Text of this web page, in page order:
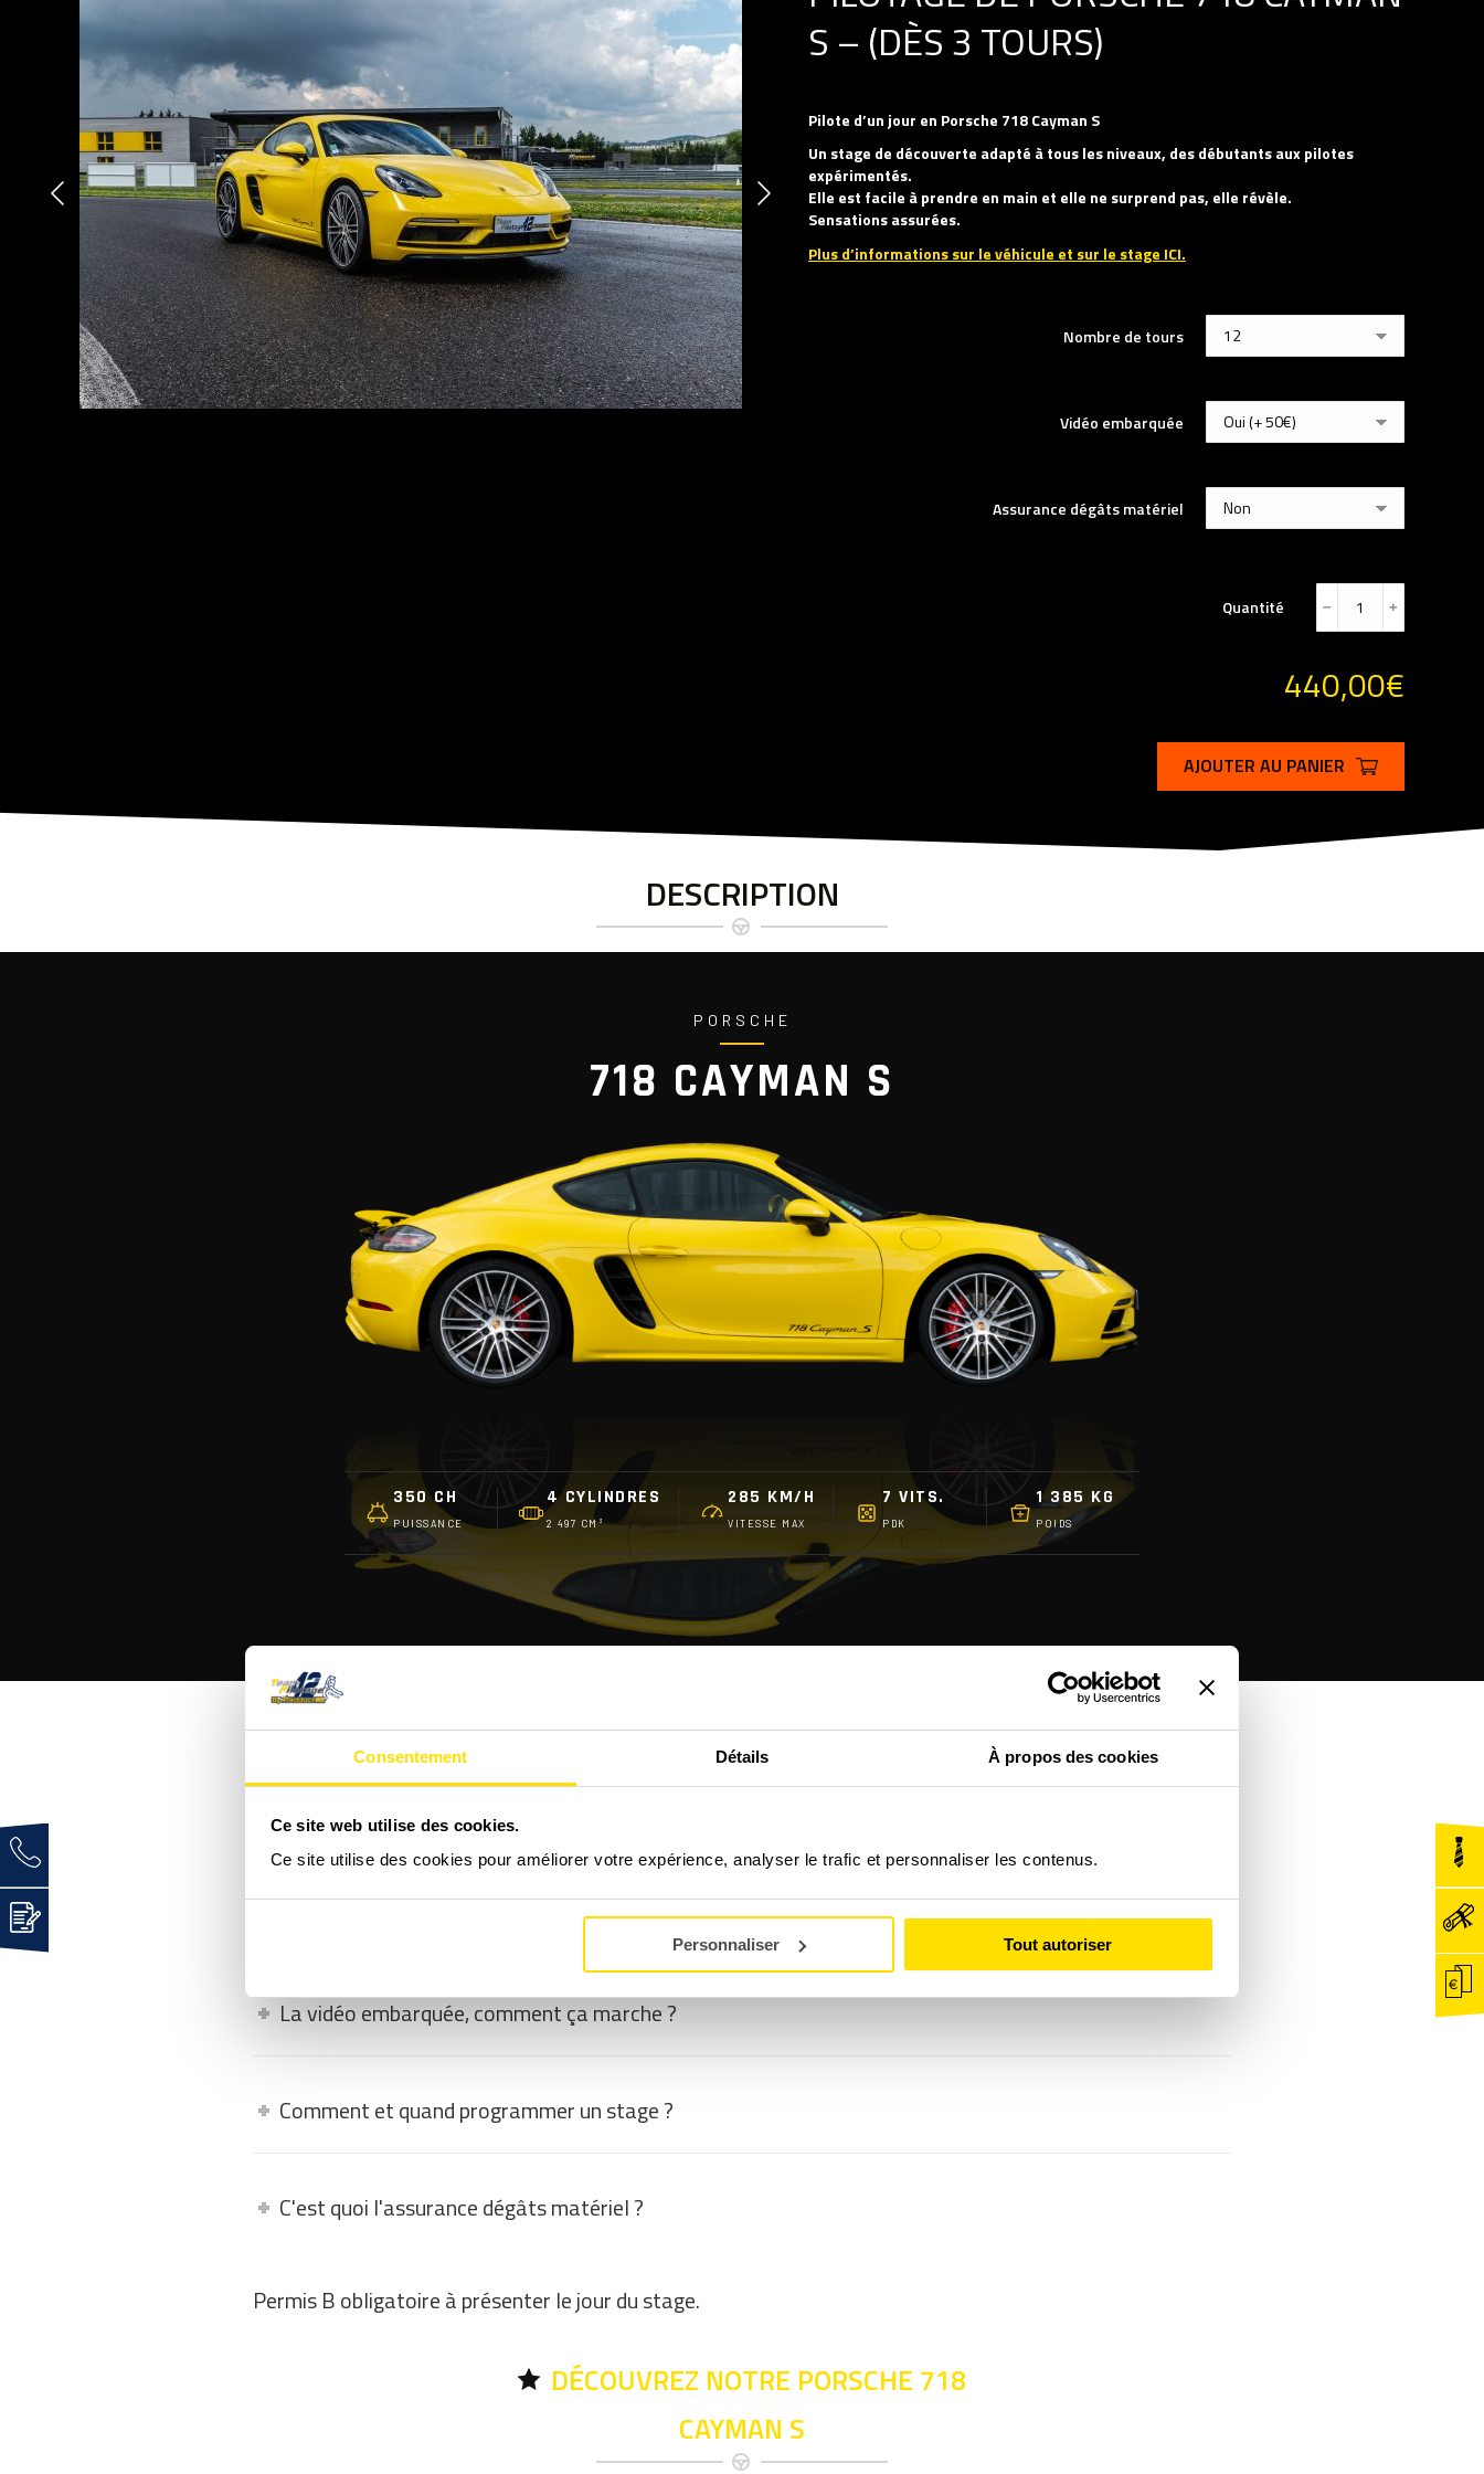
Consentement Détails À propos des cookies
Ce site web utilise des cookies.
Ce site utilise des cookies pour améliorer votre expérience, analyser le trafic et personnaliser les contenus.
Personnaliser Tout autoriser
S – (DÈS 3 TOURS)
Pilote d’un jour en Porsche 718 Cayman S
Un stage de découverte adapté à tous les niveaux, des débutants aux pilotes
expérimentés.
Elle est facile à prendre en main et elle ne surprend pas, elle révèle.
Sensations assurées.
Plus d’informations sur le véhicule et sur le stage ICI.
Nombre de tours
Vidéo embarquée
Assurance dégâts matériel
Quantité ﹣ ﹢
440,00€
AJOUTER AU PANIER
DESCRIPTION
PORSCHE
718 CAYMAN S
350 CH
PUISSANCE
4 CYLINDRES
2 497 CM³
285 KM/H
VITESSE MAX
7 VITS.
PDK
1 385 KG
POIDS
FAQ - LES QUESTIONS FRÉQUENTES
C'est quoi une Porsche 718 Cayman S ?
Comment se déroule un stage découverte GT/Prestige ?
La vidéo embarquée, comment ça marche ?
Comment et quand programmer un stage ?
C'est quoi l'assurance dégâts matériel ?
Permis B obligatoire à présenter le jour du stage.
DÉCOUVREZ NOTRE PORSCHE 718
CAYMAN S